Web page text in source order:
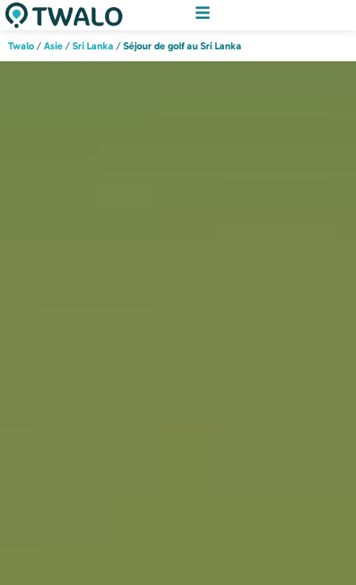
Twalo / Asie / Sri Lanka / Séjour de golf au Sri Lanka